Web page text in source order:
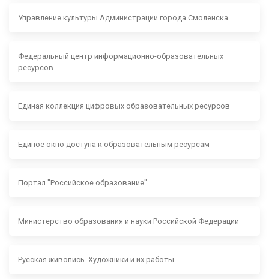
Управление культуры Администрации города Смоленска
Федеральный центр информационно-образовательных
ресурсов.
Единая коллекция цифровых образовательных ресурсов
Единое окно доступа к образовательным ресурсам
Портал "Российское образование"
Министерство образования и науки Российской Федерации
Русская живопись. Художники и их работы.